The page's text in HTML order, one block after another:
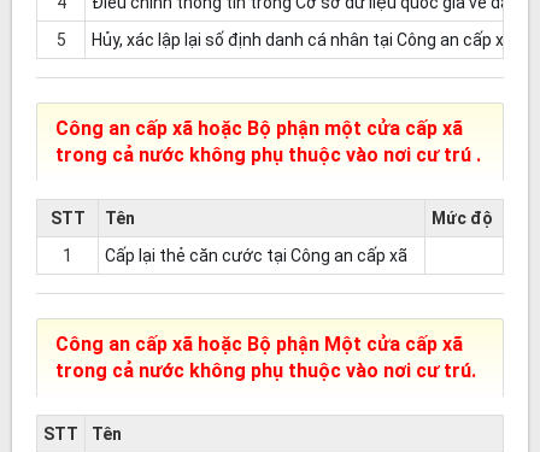
5
Hủy, xác lập lại số định danh cá nhân tại Công an cấp xã
Công an cấp xã hoặc Bộ phận một cửa cấp xã
trong cả nước không phụ thuộc vào nơi cư trú .
STT Tên
Mức độ
1
Cấp lại thẻ căn cước tại Công an cấp xã
Công an cấp xã hoặc Bộ phận Một cửa cấp xã
trong cả nước không phụ thuộc vào nơi cư trú.
STT
Tên